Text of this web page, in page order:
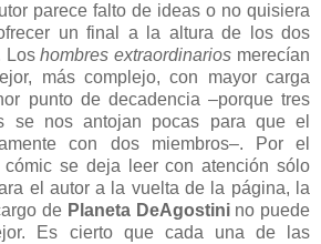
parece falto de ideas o no quisiera
un final a la altura de los dos
Loshombres extraordinarios merecían
más complejo, con mayor carga
punto de decadencia –porque tres
se nos antojan pocas para que el
con dos miembros–. Por el
cómic se deja leer con atención sólo
el autor a la vuelta de la página, la
de Planeta DeAgostini no puede
Es cierto que cada una de las